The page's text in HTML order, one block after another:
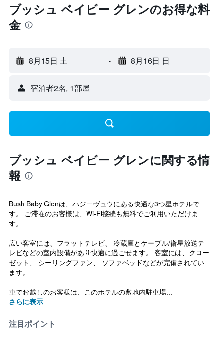
ブッシュ ベイビー グレンのお得な料
金
8月15日 土 - 8月16日 日
宿泊者2名, 1​部屋
ブッシュ ベイビー グレンに関する情
報
Bush Baby Glenは、ハジーヴュウにある快適な3つ星ホテルで
す。 ご滞在のお客様は、Wi-Fi接続も無料でご利用いただけま
す。
広い客室には、フラットテレビ、 冷蔵庫とケーブル/衛星放送テ
レビなどの室内設備があり快適に過ごせます。 客室には、クロー
ゼット、 シーリングファン、 ソファベッドなどが完備されてい
ます。
車でお越しのお客様は、このホテルの敷地内駐車場...
さらに表示
注目ポイント